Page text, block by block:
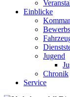
Einblicke
Jugend
Chronik
Service